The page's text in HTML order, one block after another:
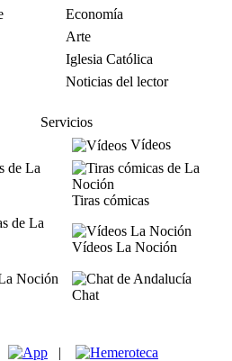
Economía
Arte
Iglesia Católica
Noticias del lector
Servicios
Vídeos
Tiras cómicas
Vídeos La Noción
Chat
|